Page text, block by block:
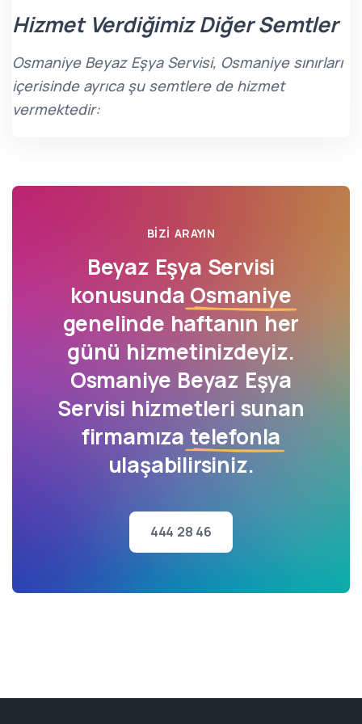
Hizmet Verdiğimiz Diğer Semtler
Osmaniye Beyaz Eşya Servisi, Osmaniye sınırları
içerisinde ayrıca şu semtlere de hizmet
vermektedir:
BIZI ARAYIN
Beyaz Eşya Servisi
konusunda Osmaniye
genelinde haftanın her
günü hizmetinizdeyiz.
Osmaniye Beyaz Eşya
Servisi hizmetleri sunan
firmamıza telefonla
ulaşabilirsiniz.
444 28 46